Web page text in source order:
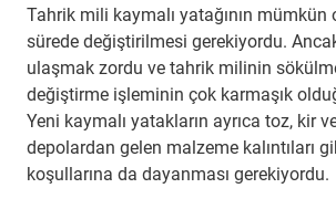
Tahrik mili kaymalı yatağının mümkün
sürede değiştirilmesi gerekiyordu.
ulaşmak zordu ve tahrik milinin
değiştirme işleminin çok karmaşık
Yeni kaymalı yatakların ayrıca toz, kir
depolardan gelen malzeme kalıntıları
koşullarına da dayanması gerekiyordu.